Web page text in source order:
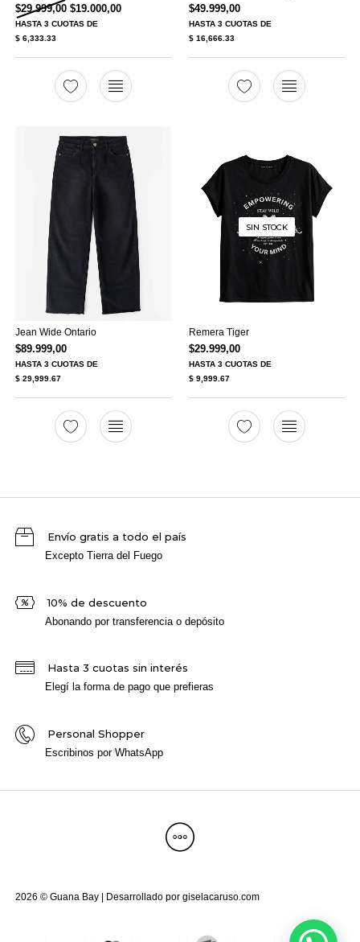
$29.999,00 El precio original era: $29.999,00.
$19.000,00El precio actual es: $19.000,00.
HASTA 3 CUOTASDE
$ 6,333.33
$49.999,00
HASTA3 CUOTAS DE
$ 16,666.33
Jean Wide Ontario
$89.999,00
HASTA 3 CUOTASDE
$ 29,999.67
SIN STOCK
Remera Tiger
$29.999,00
HASTA3 CUOTAS DE
$ 9,999.67
Envío gratis a todo el país
Excepto Tierra del Fuego
10% de descuento
Abonando por transferencia o depósito
Hasta 3 cuotas sin interés
Elegí la forma de pago que prefieras
Personal Shopper
Escribinos por WhatsApp
2026 © Guana Bay | Desarrollado por giselacaruso.com